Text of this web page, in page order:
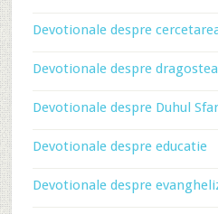
Devotionale despre
Devotionale despre
Devotionale despre Duhul
Devotionale despre educatie
Devotionale despre